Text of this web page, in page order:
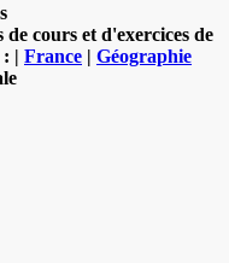
de cours et d'exercices de
: | France | Géographie